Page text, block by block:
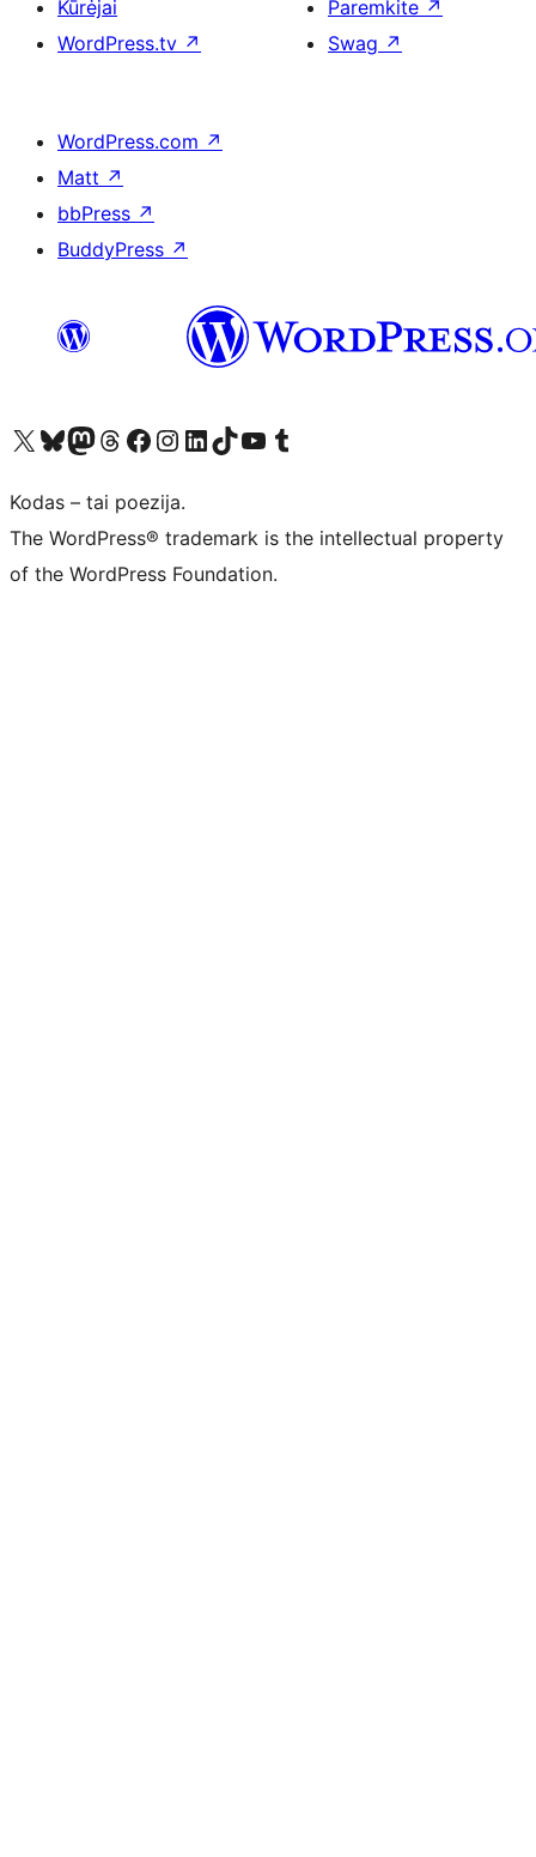
Kūrėjai
WordPress.tv ↗
Paremkite ↗
Swag ↗
WordPress.com ↗
Matt ↗
bbPress ↗
BuddyPress ↗
Visit our X (formerly Twitter) account
Apsilankykite mūsų Bluesky paskyroje
Visit our Mastodon account
Apsilankykite mūsų Threads paskyroje
Visit our Facebook page
Visit our Instagram account
Visit our LinkedIn account
Apsilankykite mūsų TikTok paskyroje
Visit our YouTube channel
Apsilankykite mūsų Tumblr paskyroje
Kodas – tai poezija.
The WordPress® trademark is the intellectual property
of the WordPress Foundation.